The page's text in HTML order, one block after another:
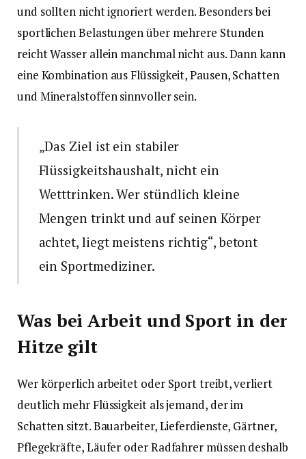
und sollten nicht ignoriert werden. Besonders bei
sportlichen Belastungen über mehrere Stunden
reicht Wasser allein manchmal nicht aus. Dann kann
eine Kombination aus Flüssigkeit, Pausen, Schatten
und Mineralstoffen sinnvoller sein.
„Das Ziel ist ein stabiler
Flüssigkeitshaushalt, nicht ein
Wetttrinken. Wer stündlich kleine
Mengen trinkt und auf seinen Körper
achtet, liegt meistens richtig“, betont
ein Sportmediziner.
Was bei Arbeit und Sport in der
Hitze gilt
Wer körperlich arbeitet oder Sport treibt, verliert
deutlich mehr Flüssigkeit als jemand, der im
Schatten sitzt. Bauarbeiter, Lieferdienste, Gärtner,
Pflegekräfte, Läufer oder Radfahrer müssen deshalb